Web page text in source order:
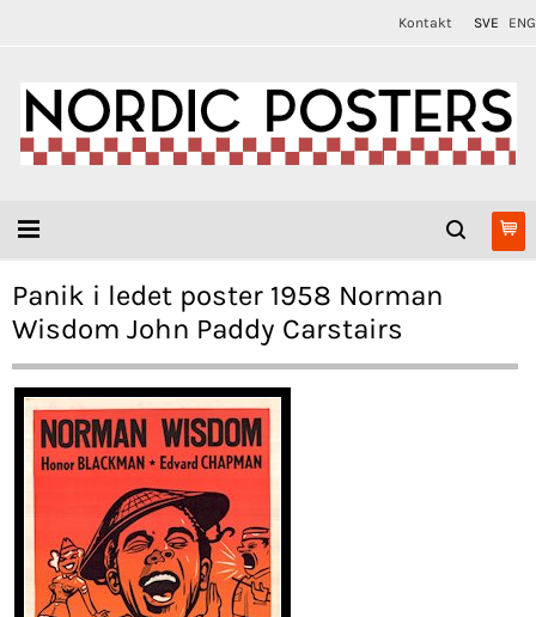
Kontakt SVE ENG
Panik i ledet poster 1958 Norman
Wisdom John Paddy Carstairs